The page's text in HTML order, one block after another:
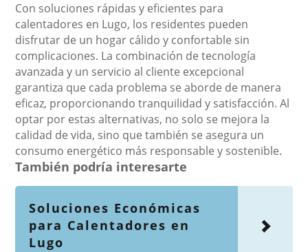
Con soluciones rápidas y eficientes para
calentadores en Lugo, los residentes pueden
disfrutar de un hogar cálido y confortable sin
complicaciones. La combinación de tecnología
avanzada y un servicio al cliente excepcional
garantiza que cada problema se aborde de manera
eficaz, proporcionando tranquilidad y satisfacción. Al
optar por estas alternativas, no solo se mejora la
calidad de vida, sino que también se asegura un
consumo energético más responsable y sostenible.
También podría interesarte
Soluciones Económicas
para Calentadores en
Lugo